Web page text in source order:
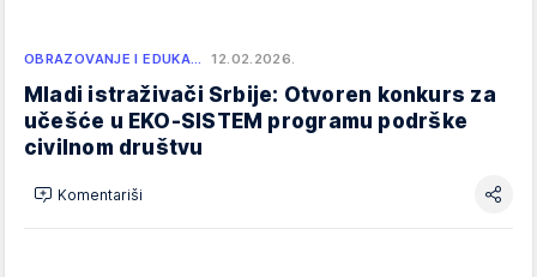
OBRAZOVANJE I EDUKA… 12.02.2026.
Mladi istraživači Srbije: Otvoren konkurs za
učešće u EKO-SISTEM programu podrške
civilnom društvu
Komentariši